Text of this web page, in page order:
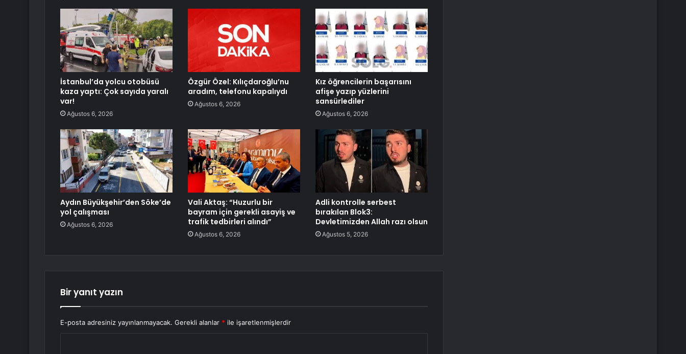
İstanbul’da yolcu otobüsü
kaza yaptı: Çok sayıda yaralı
var!
Ağustos 6, 2026
Özgür Özel: Kılıçdaroğlu’nu
aradım, telefonu kapalıydı
Ağustos 6, 2026
Kız öğrencilerin başarısını
afişe yazıp yüzlerini
sansürlediler
Ağustos 6, 2026
Aydın Büyükşehir’den Söke’de
yol çalışması
Ağustos 6, 2026
Vali Aktaş: “Huzurlu bir
bayram için gerekli asayiş ve
trafik tedbirleri alındı”
Ağustos 6, 2026
Adli kontrolle serbest
bırakılan Blok3:
Devletimizden Allah razı olsun
Ağustos 5, 2026
Bir yanıt yazın
E-posta adresiniz yayınlanmayacak. Gerekli alanlar * ile işaretlenmişlerdir